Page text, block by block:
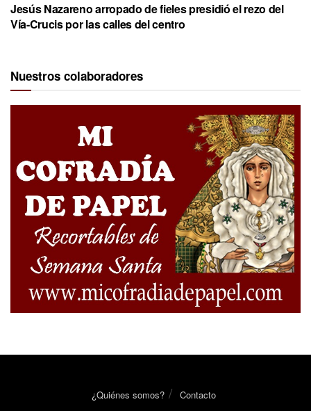
Jesús Nazareno arropado de fieles presidió el rezo del
Vía-Crucis por las calles del centro
Nuestros colaboradores
¿Quiénes somos? Contacto